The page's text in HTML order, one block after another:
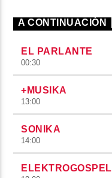
A CONTINUACIÓN
EL PARLANTE
00:30
+MUSIKA
13:00
SONIKA
14:00
ELEKTROGOSPEL